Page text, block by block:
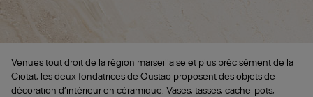
Venues tout droit de la région marseillaise et plus précisément de la
Ciotat, les deux fondatrices de Oustao proposent des objets de
décoration d’intérieur en céramique. Vases, tasses, cache-pots,